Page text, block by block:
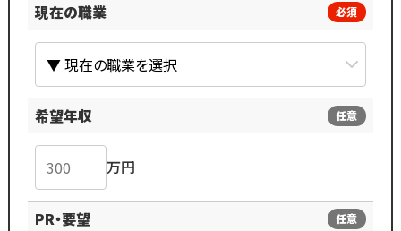
現在の職業 必須
希望年収 任意
万円
PR・要望 任意